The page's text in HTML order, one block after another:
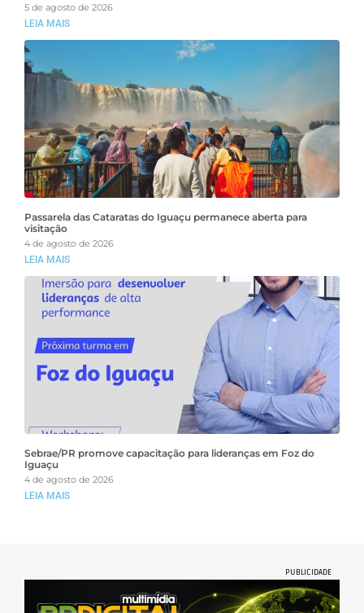
5 de agosto de 2026
LEIA MAIS
Passarela das Cataratas do Iguaçu permanece aberta para
visitação
4 de agosto de 2026
LEIA MAIS
Sebrae/PR promove capacitação para lideranças em Foz do
Iguaçu
4 de agosto de 2026
LEIA MAIS
PUBLICIDADE